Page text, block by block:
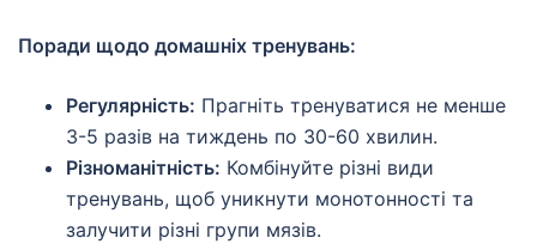
Поради щодо домашніх тренувань:
Регулярність: Прагніть тренуватися не менше
3-5 разів на тиждень по 30-60 хвилин.
Різноманітність: Комбінуйте різні види
тренувань, щоб уникнути монотонності та
залучити різні групи мязів.